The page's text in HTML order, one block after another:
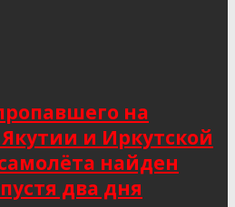
на
и Иркутской
найден
два дня